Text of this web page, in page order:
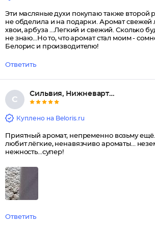
Эти масляные духи покупаю также второй
не обделила и на подарки. Аромат свежей
хвои, арбуза ...Легкий и свежий. Сколько
не знаю...Но то, что аромат стал моим -
Белорис и производителю!
Ответить
С
Сильвия, Нижневартовск
Куплено на Beloris.ru
Приятный аромат, непременно возьму
любит лёгкие, ненавязчиво ароматы...
нежность...супер!
Ответить